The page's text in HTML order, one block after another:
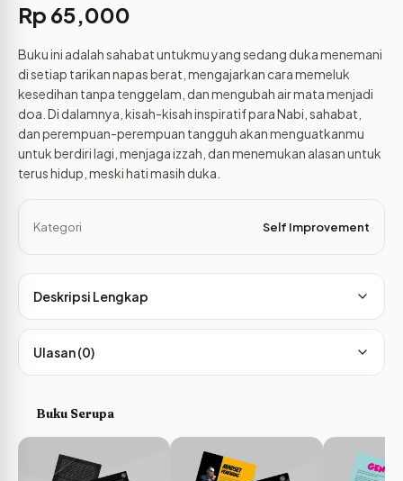
Rp 65,000
Buku ini adalah sahabat untukmu yang sedang duka menemani
di setiap tarikan napas berat, mengajarkan cara memeluk
kesedihan tanpa tenggelam, dan mengubah air mata menjadi
doa. Di dalamnya, kisah-kisah inspiratif para Nabi, sahabat,
dan perempuan-perempuan tangguh akan menguatkanmu
untuk berdiri lagi, menjaga izzah, dan menemukan alasan untuk
terus hidup, meski hati masih duka.
Kategori Self Improvement
Deskripsi Lengkap
Ulasan (0)
Buku Serupa